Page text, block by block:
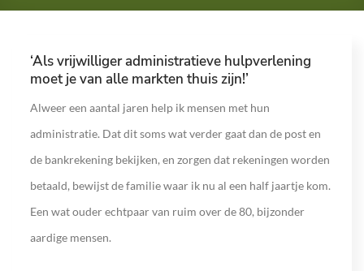
‘Als vrijwilliger administratieve hulpverlening
moet je van alle markten thuis zijn!’
Alweer een aantal jaren help ik mensen met hun
administratie. Dat dit soms wat verder gaat dan de post en
de bankrekening bekijken, en zorgen dat rekeningen worden
betaald, bewijst de familie waar ik nu al een half jaartje kom.
Een wat ouder echtpaar van ruim over de 80, bijzonder
aardige mensen.